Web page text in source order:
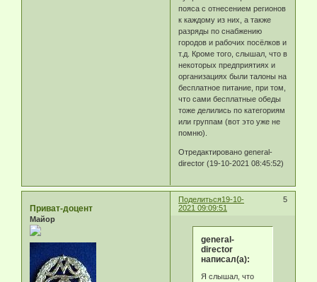
пояса с отнесением регионов
к каждому из них, а также
разряды по снабжению
городов и рабочих посёлков и
т.д. Кроме того, слышал, что в
некоторых предприятиях и
организациях были талоны на
бесплатное питание, при том,
что сами бесплатные обеды
тоже делились по категориям
или группам (вот это уже не
помню).
Отредактировано general-
director (19-10-2021 08:45:52)
Поделиться 5
19-10-
2021 09:09:51
Приват-доцент
Майор
general-
director
написал(а):
Я слышал, что